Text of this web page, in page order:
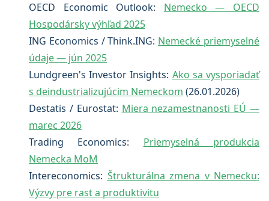
OECD Economic Outlook: Nemecko — OECD
Hospodársky výhľad 2025
ING Economics / Think.ING: Nemecké priemyselné
údaje — jún 2025
Lundgreen's Investor Insights: Ako sa vysporiadať
s deindustrializujúcim Nemeckom (26.01.2026)
Destatis / Eurostat: Miera nezamestnanosti EÚ —
marec 2026
Trading Economics: Priemyselná produkcia
Nemecka MoM
Intereconomics: Štrukturálna zmena v Nemecku:
Výzvy pre rast a produktivitu